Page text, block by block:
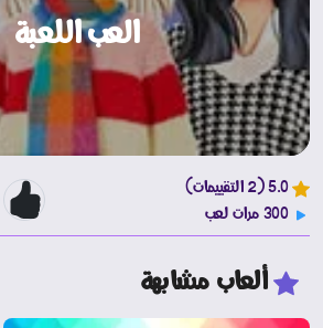
العب اللعبة
ألعاب مشابهة